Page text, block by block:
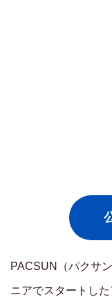
PACSUN（パクサ
ニアでスタートし